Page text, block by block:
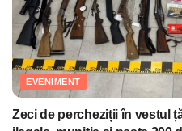
EVENIMENT
Zeci de percheziții în vestul